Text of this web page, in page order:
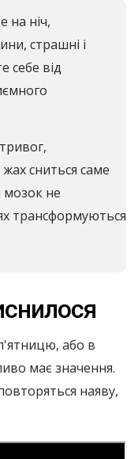
на ніч,
страшні і
себе від
сниться саме
мозок не
трансформуються
або в
має значення.
наяву,